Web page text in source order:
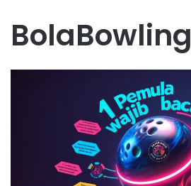
BolaBowling